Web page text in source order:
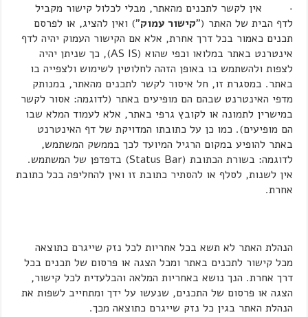
· אין לקשר לתכנים מהאתר, מבלי לכלול קישור מקביל
לדף הבית של האתר ("קישור עמוק") ואין להציג, או לפרסם
תכנים כאמור בכל דרך אחרת, אלא אם הקישור העמוק יהיה לדף
אינטרנט באתר במלואו וכפי שהוא (AS IS), כך שניתן יהיה
לצפות ולהשתמש בו באופן הזהה לחלוטין לשימוש ולצפייה בו
באתר. במסגרת זו, חל איסור לקשר לתכנים מהאתר, במנותק
מדפי האינטרנט שבהם הם מופיעים באתר (לדוגמה: אסור לקשר
במישרין לתמונה או לקובץ גרפי באתר, אלא לעמוד המלא שבו
הם מופיעים). כמו כן על כתובתו המדויקת של דף האינטרנט
באתר להופיע במקום הרגיל המיועד לכך בממשק המשתמש,
לדוגמה: בשורת הכתובת (Status Bar) בדפדפן של המשתמש.
אין לשנות, לסלף או להסתיר כתובת זו ואין להחליפה בכל כתובת
אחרת.
הנהלת האתר לא תשא בכל אחריות לכל נזק שייגרם כתוצאה
מכל קישור לתכנים באתר ומכל הצגה או פרסום של תכנים בכל
דרך אחרת. הנך נושא באחריות המלאה והבלעדית לכל קישור,
הצגה או פרסום של התכנים, שנעשו על ידך ומתחייב לשפות את
הנהלת האתר בגין כל נזק שייגרם כתוצאה מכך.